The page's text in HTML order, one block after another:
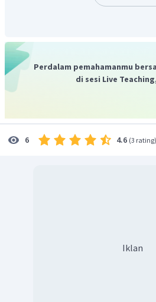
Perdalam pemahamanmu
di sesi Live
6 4.6 (3 rating)
Iklan